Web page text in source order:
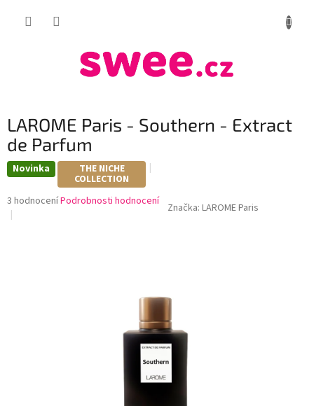
LAROME Paris - Southern - Extract
de Parfum
Novinka THE NICHE
COLLECTION
Průměrné
hodnocení
3 hodnoceníPodrobnosti hodnocení Značka: LAROME Paris